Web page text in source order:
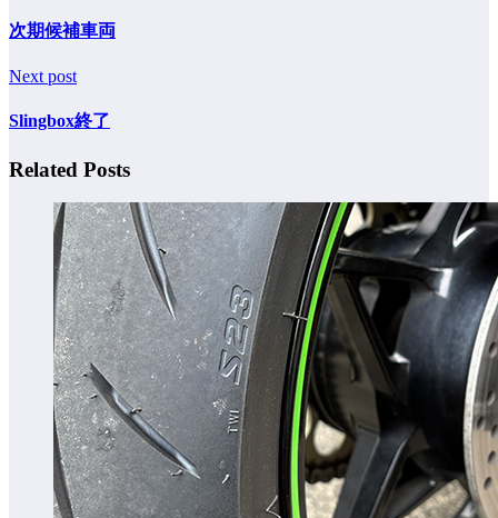
次期候補車両
Next post
Slingbox終了
Related Posts